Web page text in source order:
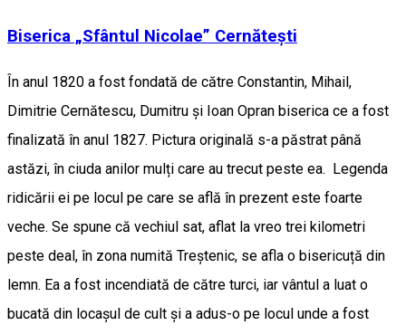
Biserica „Sfântul Nicolae” Cernătești
În anul 1820 a fost fondată de către Constantin, Mihail,
Dimitrie Cernătescu, Dumitru şi Ioan Opran biserica ce a fost
finalizată în anul 1827. Pictura originală s-a păstrat până
astăzi, în ciuda anilor mulți care au trecut peste ea. Legenda
ridicării ei pe locul pe care se află în prezent este foarte
veche. Se spune că vechiul sat, aflat la vreo trei kilometri
peste deal, în zona numită Treștenic, se afla o bisericuță din
lemn. Ea a fost incendiată de către turci, iar vântul a luat o
bucată din locașul de cult și a adus-o pe locul unde a fost